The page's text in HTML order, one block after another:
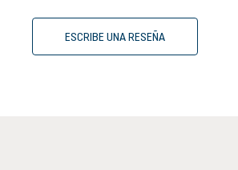
ESCRIBE UNA RESEÑA